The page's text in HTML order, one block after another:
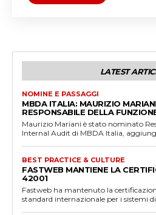
LATEST
NOMINE E PASSAGGI
MBDA ITALIA: MAURIZIO
RESPONSABILE DELLA
Maurizio Mariani è stato nominato
Internal Audit di MBDA Italia,
BEST PRACTICE & CULTURE
FASTWEB MANTIENE LA
42001
Fastweb ha mantenuto la
standard internazionale per i sistemi